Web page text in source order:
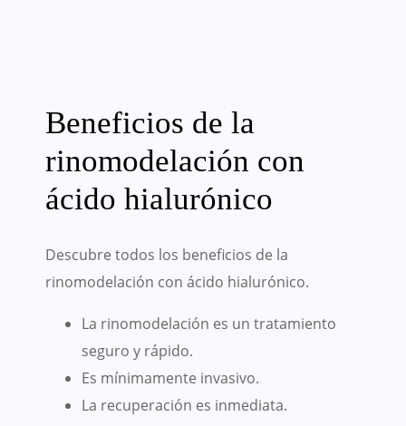
Beneficios de la
rinomodelación con
ácido hialurónico
Descubre todos los beneficios de la
rinomodelación con ácido hialurónico.
La rinomodelación es un tratamiento
seguro y rápido.
Es mínimamente invasivo.
La recuperación es inmediata.